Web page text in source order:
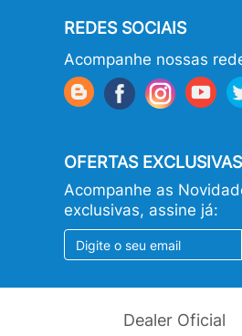
REDES SOCIAIS
Acompanhe nossas
OFERTAS EXCLUSIVAS
Acompanhe as
exclusivas, assine já:
Dealer Oficial